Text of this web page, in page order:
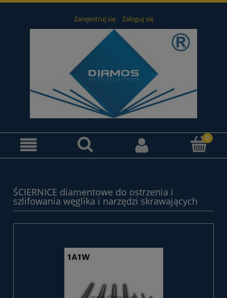
Zarejestruj się Zaloguj się
ŚCIERNICE diamentowe do ostrzenia i
szlifowania węglika i narzędzi skrawających